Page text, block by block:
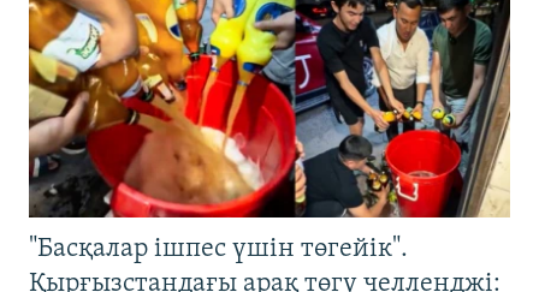
"Басқалар ішпес үшін төгейік".
Қырғызстандағы арақ төгу челленджі: